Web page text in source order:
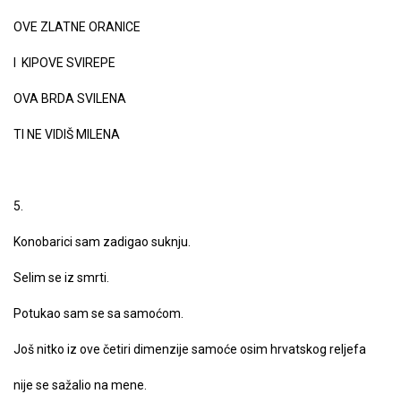
OVE ZLATNE ORANICE
I KIPOVE SVIREPE
OVA BRDA SVILENA
TI NE VIDIŠ MILENA
5.
Konobarici sam zadigao suknju.
Selim se iz smrti.
Potukao sam se sa samoćom.
Još nitko iz ove četiri dimenzije samoće osim hrvatskog reljefa
nije se sažalio na mene.